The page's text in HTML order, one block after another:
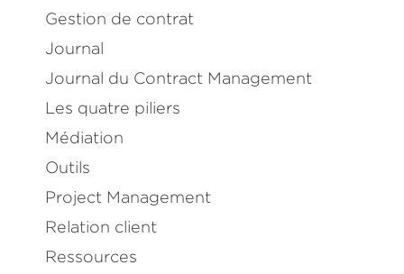
Gestion de contrat
Journal
Journal du Contract Management
Les quatre piliers
Médiation
Outils
Project Management
Relation client
Ressources